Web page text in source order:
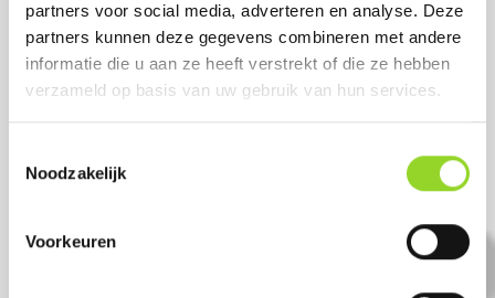
partners voor social media, adverteren en analyse. Deze
partners kunnen deze gegevens combineren met andere
informatie die u aan ze heeft verstrekt of die ze hebben
verzameld op basis van uw gebruik van hun services.
Noodzakelijk
Voorkeuren